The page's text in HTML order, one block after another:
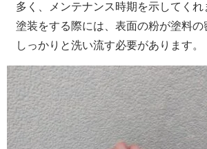
多く、メンテナンス時期を示してくれ
塗装をする際には、表面の粉が塗料
しっかりと洗い流す必要があります。